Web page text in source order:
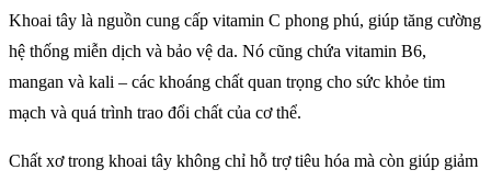
Khoai tây là nguồn cung cấp vitamin C phong phú, giúp tăng cường
hệ thống miễn dịch và bảo vệ da. Nó cũng chứa vitamin B6,
mangan và kali – các khoáng chất quan trọng cho sức khỏe tim
mạch và quá trình trao đổi chất của cơ thể.
Chất xơ trong khoai tây không chỉ hỗ trợ tiêu hóa mà còn giúp giảm